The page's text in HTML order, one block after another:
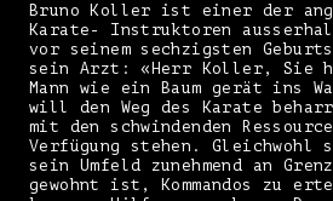
Bruno Koller ist einer der
Karate- Instruktoren
vor seinem sechzigsten
sein Arzt: «Herr Koller, Sie
Mann wie ein Baum gerät ins
will den Weg des Karate
mit den schwindenden
Verfügung stehen. Gleichwohl
sein Umfeld zunehmend an
gewohnt ist, Kommandos zu